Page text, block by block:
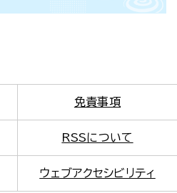
免責事項
RSSについて
ウェブアクセシビリティ